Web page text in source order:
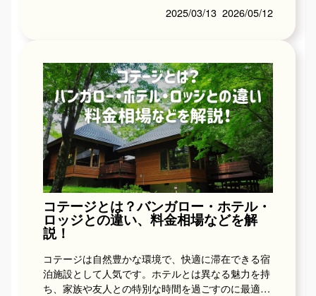
2025/03/13 2026/05/12
コテージとは？バンガロー・ホテル・
ロッジとの違い、料金相場などを解
説！
コテージは自然豊かな環境で、快適に滞在できる宿
泊施設として人気です。ホテルとは異なる魅力を持
ち、家族や友人との特別な時間を過ごすのに最適な